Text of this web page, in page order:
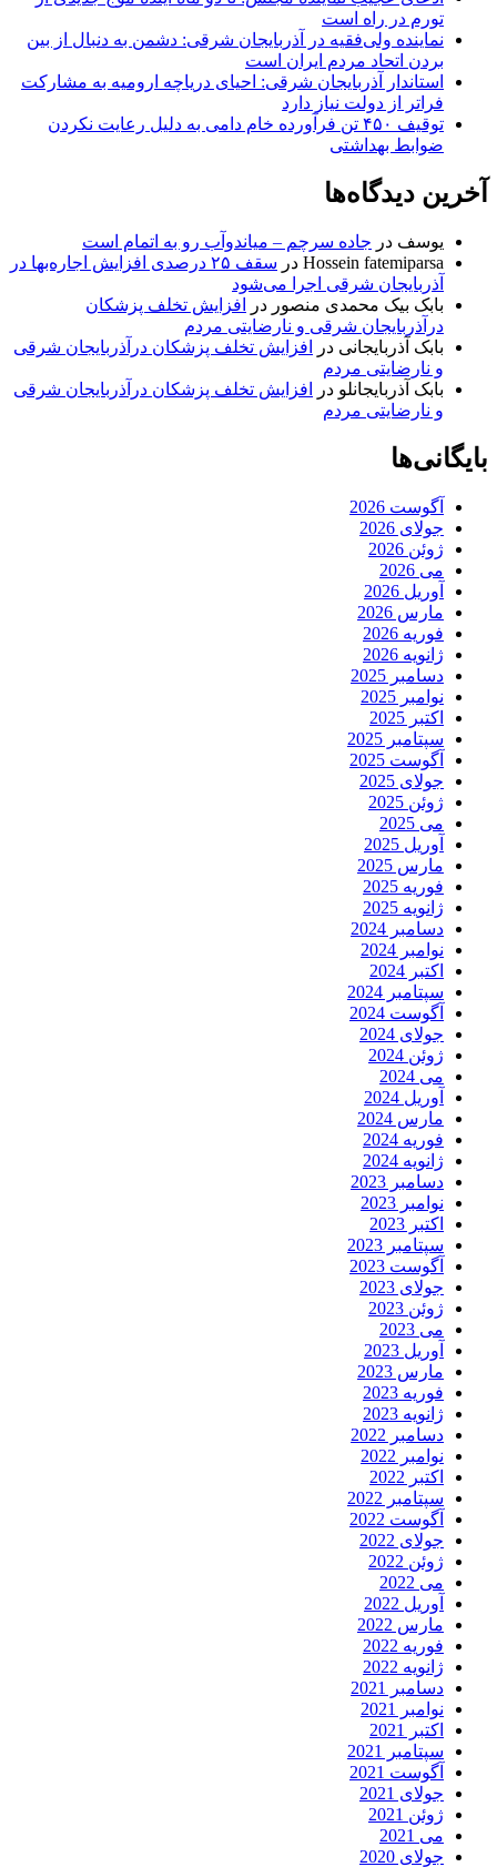
تورم در راه است
نماینده ولی‌فقیه در آذربایجان شرقی: دشمن به دنبال از بین
بردن اتحاد مردم ایران است
استاندار آذربایجان شرقی: احیای دریاچه ارومیه به مشارکت
فراتر از دولت نیاز دارد
توقیف ۴۵۰ تن فرآورده خام دامی به دلیل رعایت نکردن
ضوابط بهداشتی
آخرین دیدگاه‌ها
یوسف در جاده سرچم – میاندوآب رو به اتمام است
Hossein fatemiparsa در
سقف ۲۵ درصدی افزایش اجاره‌بها در
آذربایجان شرقی اجرا می‌شود
بابک بیک محمدی منصور در
افزایش تخلف پزشکان
درآذربایجان شرقی و نارضایتی مردم
بابک آذربایجانی در
افزایش تخلف پزشکان درآذربایجان شرقی
و نارضایتی مردم
بابک آذربایجانلو در
افزایش تخلف پزشکان درآذربایجان شرقی
و نارضایتی مردم
بایگانی‌ها
آگوست 2026
جولای 2026
ژوئن 2026
می 2026
آوریل 2026
مارس 2026
فوریه 2026
ژانویه 2026
دسامبر 2025
نوامبر 2025
اکتبر 2025
سپتامبر 2025
آگوست 2025
جولای 2025
ژوئن 2025
می 2025
آوریل 2025
مارس 2025
فوریه 2025
ژانویه 2025
دسامبر 2024
نوامبر 2024
اکتبر 2024
سپتامبر 2024
آگوست 2024
جولای 2024
ژوئن 2024
می 2024
آوریل 2024
مارس 2024
فوریه 2024
ژانویه 2024
دسامبر 2023
نوامبر 2023
اکتبر 2023
سپتامبر 2023
آگوست 2023
جولای 2023
ژوئن 2023
می 2023
آوریل 2023
مارس 2023
فوریه 2023
ژانویه 2023
دسامبر 2022
نوامبر 2022
اکتبر 2022
سپتامبر 2022
آگوست 2022
جولای 2022
ژوئن 2022
می 2022
آوریل 2022
مارس 2022
فوریه 2022
ژانویه 2022
دسامبر 2021
نوامبر 2021
اکتبر 2021
سپتامبر 2021
آگوست 2021
جولای 2021
ژوئن 2021
می 2021
جولای 2020